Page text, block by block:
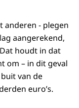
anderen - plegen
aangerekend,
houdt in dat
om – in dit geval
van de
euro’s.